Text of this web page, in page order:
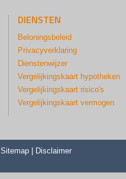
DIENSTEN
Beloningsbeleid
Privacyverklaring
Dienstenwijzer
Vergelijkingskaart hypotheken
Vergelijkingskaart risico's
Vergelijkingskaart vermogen
Sitemap Disclaimer